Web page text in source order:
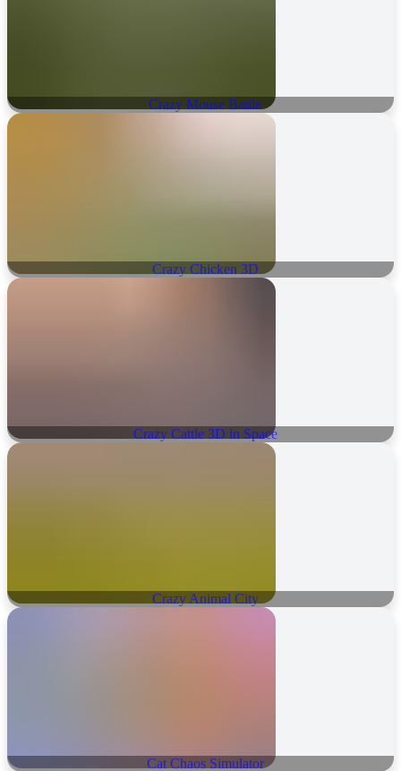
Crazy Mouse Battle
Crazy Chicken 3D
Crazy Cattle 3D in Space
Crazy Animal City
Cat Chaos Simulator